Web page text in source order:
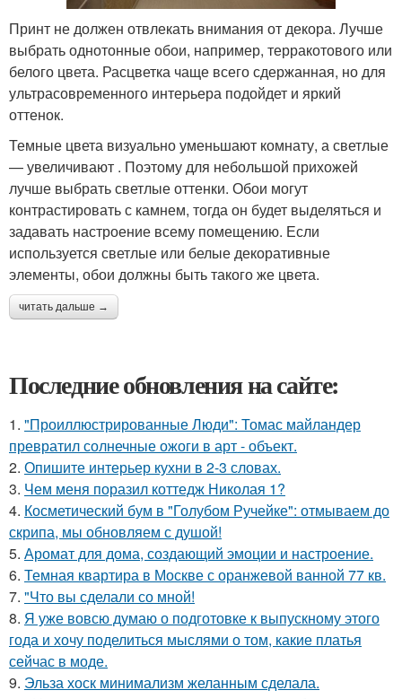
Принт не должен отвлекать внимания от декора. Лучше
выбрать однотонные обои, например, терракотового или
белого цвета. Расцветка чаще всего сдержанная, но для
ультрасовременного интерьера подойдет и яркий
оттенок.
Темные цвета визуально уменьшают комнату, а светлые
— увеличивают . Поэтому для небольшой прихожей
лучше выбрать светлые оттенки. Обои могут
контрастировать с камнем, тогда он будет выделяться и
задавать настроение всему помещению. Если
используется светлые или белые декоративные
элементы, обои должны быть такого же цвета.
читать дальше →
Последние обновления на сайте:
1. "Проиллюстрированные Люди": Томас майландер
превратил солнечные ожоги в арт - объект.
2. Опишите интерьер кухни в 2-3 словах.
3. Чем меня поразил коттедж Николая 1?
4. Косметический бум в "Голубом Ручейке": отмываем до
скрипа, мы обновляем с душой!
5. Аромат для дома, создающий эмоции и настроение.
6. Темная квартира в Москве с оранжевой ванной 77 кв.
7. "Что вы сделали со мной!
8. Я уже вовсю думаю о подготовке к выпускному этого
года и хочу поделиться мыслями о том, какие платья
сейчас в моде.
9. Эльза хоск минимализм желанным сделала.